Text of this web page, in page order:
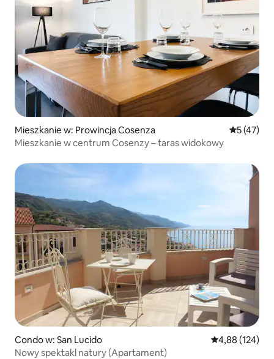
Mieszkanie w: Prowincja Cosenza Średnia
5 (47)
Mieszkanie w centrum Cosenzy – taras widokowy
Condo w: San Lucido Średnia
4,88 (124)
Nowy spektakl natury (Apartament)